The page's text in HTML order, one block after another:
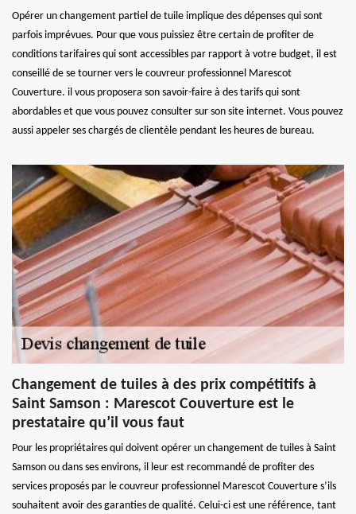
Opérer un changement partiel de tuile implique des dépenses qui sont
parfois imprévues. Pour que vous puissiez être certain de profiter de
conditions tarifaires qui sont accessibles par rapport à votre budget, il est
conseillé de se tourner vers le couvreur professionnel Marescot
Couverture. il vous proposera son savoir-faire à des tarifs qui sont
abordables et que vous pouvez consulter sur son site internet. Vous pouvez
aussi appeler ses chargés de clientèle pendant les heures de bureau.
Changement de tuiles à des prix compétitifs à
Saint Samson : Marescot Couverture est le
prestataire qu’il vous faut
Pour les propriétaires qui doivent opérer un changement de tuiles à Saint
Samson ou dans ses environs, il leur est recommandé de profiter des
services proposés par le couvreur professionnel Marescot Couverture s’ils
souhaitent avoir des garanties de qualité. Celui-ci est une référence, tant